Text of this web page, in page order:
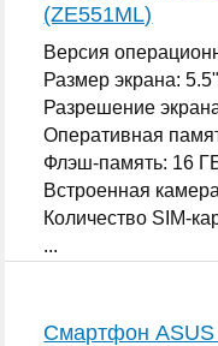
(ZE551ML)
Версия
Размер экрана:
Разрешение
Оперативная
Флэш-память: 16
Встроенная
Количество SIM-
...
Смартфон ASUS